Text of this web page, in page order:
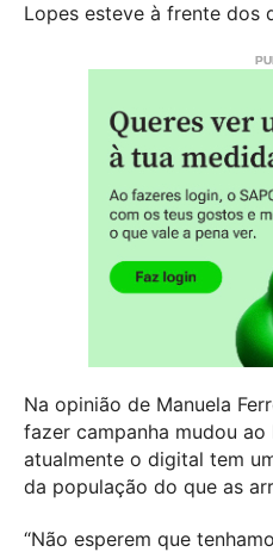
Lopes esteve à frente dos
Na opinião de Manuela
fazer campanha mudou
atualmente o digital tem
da população do que as
“Não esperem que